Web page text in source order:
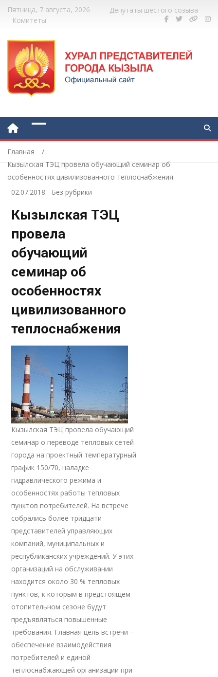
Пятница, 7 августа, 2026
Депутаты шестого созыва
Комитеты
Главная
Кызылская ТЭЦ провела обучающий семинар об
особенностях цивилизованного теплоснабжения
02.07.2018 - Без рубрики
Кызылская ТЭЦ
провела
обучающий
семинар об
особенностях
цивилизованного
теплоснабжения
Кызылская ТЭЦ провела обучающий
семинар о переводе тепловых сетей
города на проектный температурный
график 150/70, наладке
гидравлического режима и
особенностях работы тепловых
пунктов потребителей. На встрече
собрались более тридцати
представителей управляющих
компаний, муниципальных и
республиканских учреждений. У этих
организаций на обслуживании
находится около 30 % тепловых
пунктов, к которым в предстоящем
отопительном сезоне будут
предъявляться повышенные
требования. Главная цель встречи –
обеспечение взаимодействия
потребителей и единой
теплоснабжающей организации при